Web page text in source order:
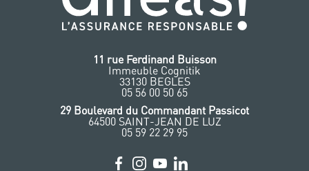
11 rue Ferdinand Buisson
Immeuble Cognitik
33130 BEGLES
‭05 56 00 50 65
‭29 Boulevard du Commandant Passicot
64500 SAINT-JEAN DE LUZ
05 59 22 29 95